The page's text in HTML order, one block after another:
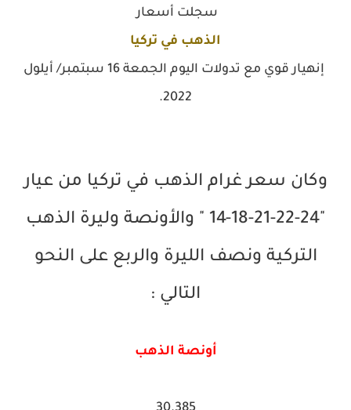
سجلت أسعار
الذهب في تركيا
إنهيار قوي مع تدولات اليوم الجمعة 16 سبتمبر/ أيلول
2022.
وكان سعر غرام الذهب في تركيا من عيار
"24-22-21-18-14 " والأونصة وليرة الذهب
التركية ونصف الليرة والربع على النحو
التالي :
أونصة الذهب